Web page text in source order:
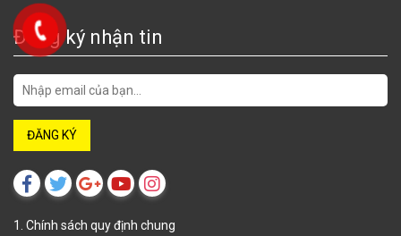
Đăng ký nhận tin
1. Chính sách quy định chung